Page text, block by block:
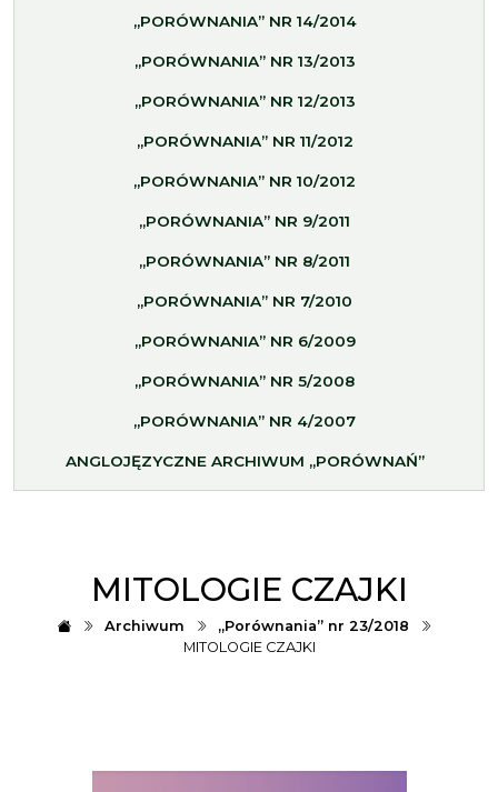
„PORÓWNANIA” NR 14/2014
„PORÓWNANIA” NR 13/2013
„PORÓWNANIA” NR 12/2013
„PORÓWNANIA” NR 11/2012
„PORÓWNANIA” NR 10/2012
„PORÓWNANIA” NR 9/2011
„PORÓWNANIA” NR 8/2011
„PORÓWNANIA” NR 7/2010
„PORÓWNANIA” NR 6/2009
„PORÓWNANIA” NR 5/2008
„PORÓWNANIA” NR 4/2007
ANGLOJĘZYCZNE ARCHIWUM „PORÓWNAŃ”
MITOLOGIE CZAJKI
Archiwum
„Porównania” nr 23/2018
MITOLOGIE CZAJKI